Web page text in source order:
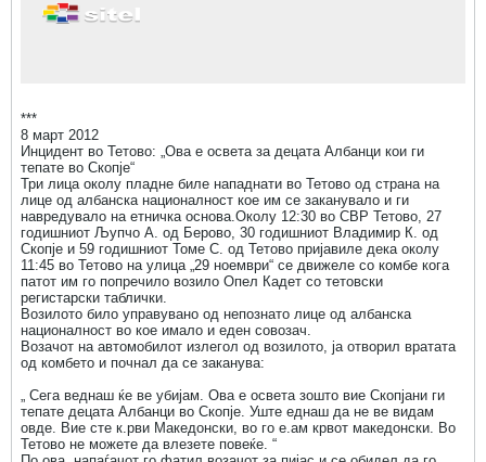
***
8 март 2012
Инцидент во Тетово: „Ова е освета за децата Албанци кои ги
тепате во Скопје“
Три лица околу пладне биле нападнати во Тетово од страна на
лице од албанска националност кое им се заканувало и ги
навредувало на етничка основа.Околу 12:30 во СВР Тетово, 27
годишниот Љупчо А. од Берово, 30 годишниот Владимир К. од
Скопје и 59 годишниот Томе С. од Тетово пријавиле дека околу
11:45 во Тетово на улица „29 ноември“ се движеле со комбе кога
патот им го попречило возило Опел Кадет со тетовски
регистарски таблички.
Возилото било управувано од непознато лице од албанска
националност во кое имало и еден совозач.
Возачот на автомобилот излегол од возилото, ја отворил вратата
од комбето и почнал да се заканува:
„ Сега веднаш ќе ве убијам. Ова е освета зошто вие Скопјани ги
тепате децата Албанци во Скопје. Уште еднаш да не ве видам
овде. Вие сте к.рви Македонски, во го е.ам крвот македонски. Во
Тетово не можете да влезете повеќе. “